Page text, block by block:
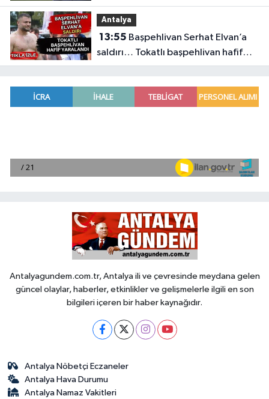
açıklama
Antalya
13:55
saldırı… Tokatlı başpehlivan hafif
yaralandı
Antalyagundem.com.tr, Antalya ili ve çevresinde meydana gelen
güncel olaylar, haberler, etkinlikler ve gelişmelerle ilgili en son
bilgileri içeren bir haber kaynağıdır.
Antalya Nöbetçi Eczaneler
Antalya Hava Durumu
Antalya Namaz Vakitleri